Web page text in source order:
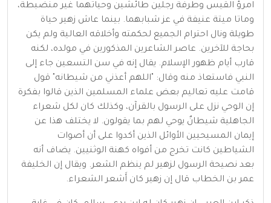
امرؤ القيس وطرفة رجلين طائشين وحياتهما غير منضبطة،
وماتا ميتة عنيفة في عز شبابهما. بينما عاش زهير حياة
طويلة ونال احترام الجميع لحكمته وأخلاقه العالية ولم يكن
بحاجة للآخرين. عاصر الشاعرين المذكورين في مولده، لكنه
قارب أيام ظهور الإسلام. يقال إنه في سن التسعين جاء إلى
النبي فاستعاذ منه وقال: "اللهم أعذني من شيطانه" قول
قامت عليه تعاليم بعض علماء المسلمين الذين قالوا بفكرة
إن الوحي نزل على الرسول بالقرآن، وكذلك كان لكل شعراء
الجاهلية شيطانٌ يوحي لهم بما يقولون. لا يختلف هذا عن
إيمان المسيحيين الأوائل الذين أكدوا على أن أصوات
الشياطين كانت تخرج من أفواه كهنة الوثنيين. يضاف أنه
بعد نصيحة الرسول لزهير لم ينظم الشعر. ويقال إن الخليفة
عمر بن الخطاب قال إن زهير كان أَشعر الشعراء.